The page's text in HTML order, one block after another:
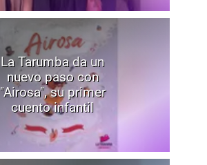
La Tarumba da un
nuevo paso con
"Airosa", su primer
cuento infantil